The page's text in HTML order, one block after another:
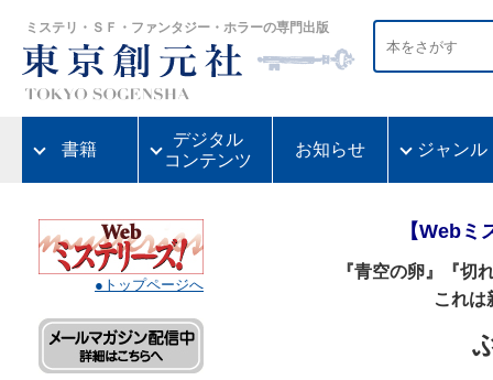
ミステリ・ＳＦ・ファンタジー・ホラーの専門出版
書籍
デジタル
コンテンツ
お知らせ ジャンル
●トップページへ
【Web
『青空の卵』『切
これは